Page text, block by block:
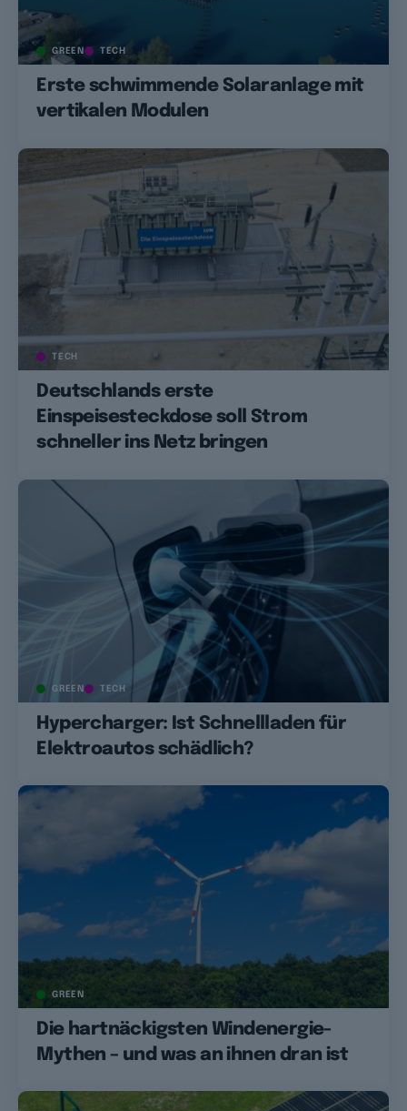
GREEN TECH
Erste schwimmende Solaranlage mit
vertikalen Modulen
TECH
Deutschlands erste
Einspeisesteckdose soll Strom
schneller ins Netz bringen
GREEN TECH
Hypercharger: Ist Schnellladen für
Elektroautos schädlich?
GREEN
Die hartnäckigsten Windenergie-
Mythen – und was an ihnen dran ist